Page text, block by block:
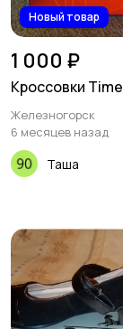
Новый товар
1 000 ₽
Кроссовки
Железногорск
6 месяцев назад
Таша